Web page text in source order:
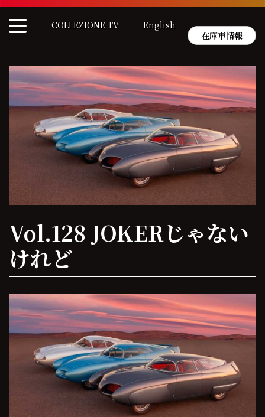
Skip
content
COLLEZIONE TV
English
在庫車情報
Vol.128 JOKERじゃない
けれど